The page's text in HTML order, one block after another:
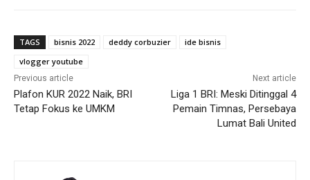
TAGS bisnis 2022 deddy corbuzier
ide bisnis
vlogger youtube
Previous article
Plafon KUR 2022 Naik, BRI
Tetap Fokus ke UMKM
Next article
Liga 1 BRI: Meski Ditinggal 4
Pemain Timnas, Persebaya
Lumat Bali United